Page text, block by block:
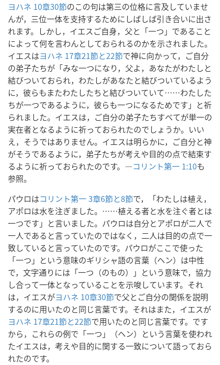
ヨハネ 10章30節のこの句は第三の位格に言及していませ
んが，三位一体を支持するためにしばしば引き合いに出さ
れます。しかし，イエスご自身，父と「一つ」であること
によって何を言わんとしておられるのかを示されました。
イエスはヨハネ 17章21節と22節で神に向かって，ご自分
の弟子たちが「みな一つになり，父よ，あなたがわたしと
結びついておられ，わたしがあなたと結びついているよう
に，彼らもまたわたしたちと結びついていて……わたした
ちが一つであるように，彼らも一つになるためです」と祈
られました。イエスは，ご自分の弟子たちすべてが単一の
実在者となるように祈っておられたのでしょうか。いい
え，そうではありません。イエスは明らかに，ご自分と神
がそうであるように，弟子たちが考えや目的の点で結束す
るように祈っておられたのです。―コリント第一 1:10も
参照。
パウロはコリント第一 3章6節と8節で，「わたしは植え，
アポロは水を注ぎました。……植える者と水を注ぐ者とは
一つです」と言いました。パウロは自分とアポロが二人で
一人であると言っていたのではなく，二人は目的の点で一
致していると言っていたのです。パウロがここで使った
「一つ」という意味のギリシャ語の言葉（ヘン）は中性
で，文字通りには「一つ（のもの）」という意味で，協力
し合って一体となっていることを示唆しています。それ
は，イエスがヨハネ 10章30節で父とご自分の関係を説明
するのに用いたのと同じ言葉です。それはまた，イエスが
ヨハネ 17章21節と22節で用いたのと同じ言葉です。です
から，これらの例で「一つ」（ヘン）という言葉を使われ
たイエスは，考えや目的に関する一致について語っておら
れたのです。